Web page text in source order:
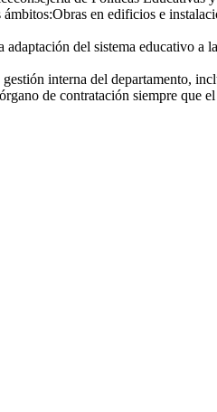
en edificios e
del sistema educativo
interna del departamento,
de contratación siempre que